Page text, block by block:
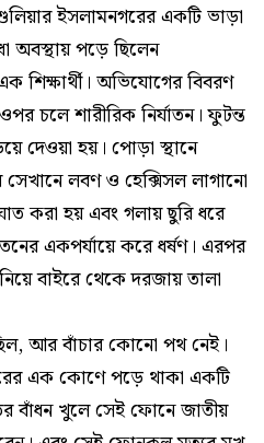
ইসলামনগরের একটি ভাড়া
অবস্থায় পড়ে ছিলেন
শিক্ষার্থী। অভিযোগের বিবরণ
চলে শারীরিক নির্যাতন। ফুটন্ত
দেওয়া হয়। পোড়া স্থানে
সেখানে লবণ ও হেক্সিসল লাগানো
করা হয় এবং গলায় ছুরি ধরে
একপর্যায়ে করে ধর্ষণ। এরপর
বাইরে থেকে দরজায় তালা
আর বাঁচার কোনো পথ নেই।
এক কোণে পড়ে থাকা একটি
বাঁধন খুলে সেই ফোনে জাতীয়